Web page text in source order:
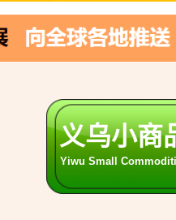
ShanDong Markets